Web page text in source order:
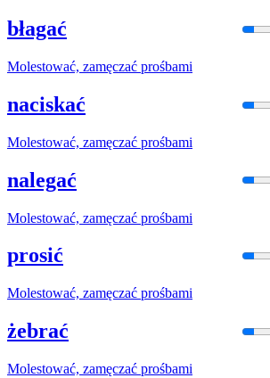
błagać
Molestować, zamęczać prośbami
naciskać
Molestować, zamęczać prośbami
nalegać
Molestować, zamęczać prośbami
prosić
Molestować, zamęczać prośbami
żebrać
Molestować, zamęczać prośbami